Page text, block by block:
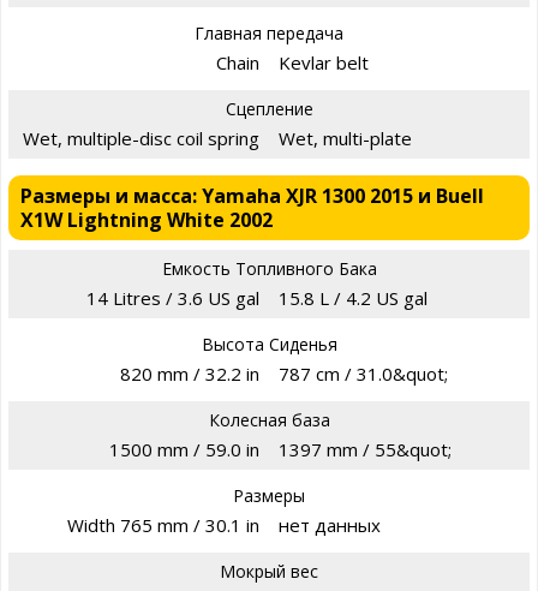
Главная передача
Chain Kevlar belt
Сцепление
Wet, multiple-disc coil spring Wet, multi-plate
Размеры и масса: Yamaha XJR 1300 2015 и Buell
X1W Lightning White 2002
Емкость Топливного Бака
14 Litres / 3.6 US gal 15.8 L / 4.2 US gal
Высота Сиденья
820 mm / 32.2 in 787 cm / 31.0&quot;
Колесная база
1500 mm / 59.0 in 1397 mm / 55&quot;
Размеры
Width 765 mm / 30.1 in нет данных
Мокрый вес